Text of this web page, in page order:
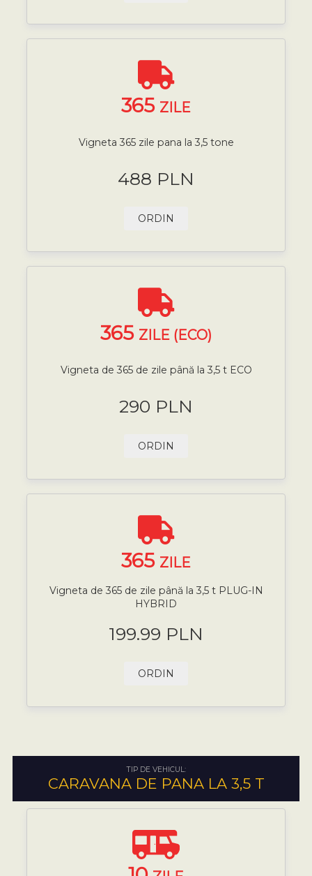
365 ZILE
Vigneta 365 zile pana la 3,5 tone
488 PLN
ORDIN
365 ZILE (ECO)
Vigneta de 365 de zile până la 3,5 t ECO
290 PLN
ORDIN
365 ZILE
Vigneta de 365 de zile până la 3,5 t PLUG-IN
HYBRID
199.99 PLN
ORDIN
TIP DE VEHICUL:
CARAVANA DE PANA LA 3,5 T